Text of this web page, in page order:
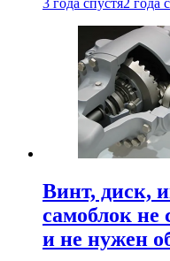
3 года спустя2 года
Винт, диск,
самоблок не
и не нужен